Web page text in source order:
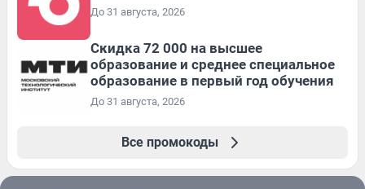
До 31 августа, 2026
Скидка 72 000 на высшее
образование и среднее специальное
образование в первый год обучения
До 31 августа, 2026
Все промокоды